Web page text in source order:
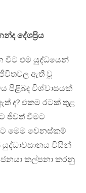
දේශප්‍රිය
විට එම යුද්ධයෙන්
ජීවිතවල ඇති වූ
පිළිබඳ විශ්වාසයක්
ද? එකම රටක් තුළ
ජීවත් වීමට
මෙම වෙනස්කම්
විසින්
ජනයා කල්පනා කරනු